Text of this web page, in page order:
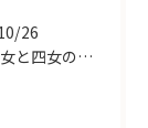
26
昨日は三女と四女の運動会🥰